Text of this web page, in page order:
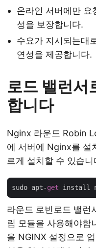
온라인 서버에만 요
성을 보장합니다.
수요가 지시되는대
연성을 제공합니다.
로드 밸런서
합니다
Nginx 라운드 Robin
에 서버에 Nginx를
르게 설치할 수 있습니
sudo apt-get
라운드 로빈로드 밸런
림 모듈을 사용해야합
을 NGINX 설정으로